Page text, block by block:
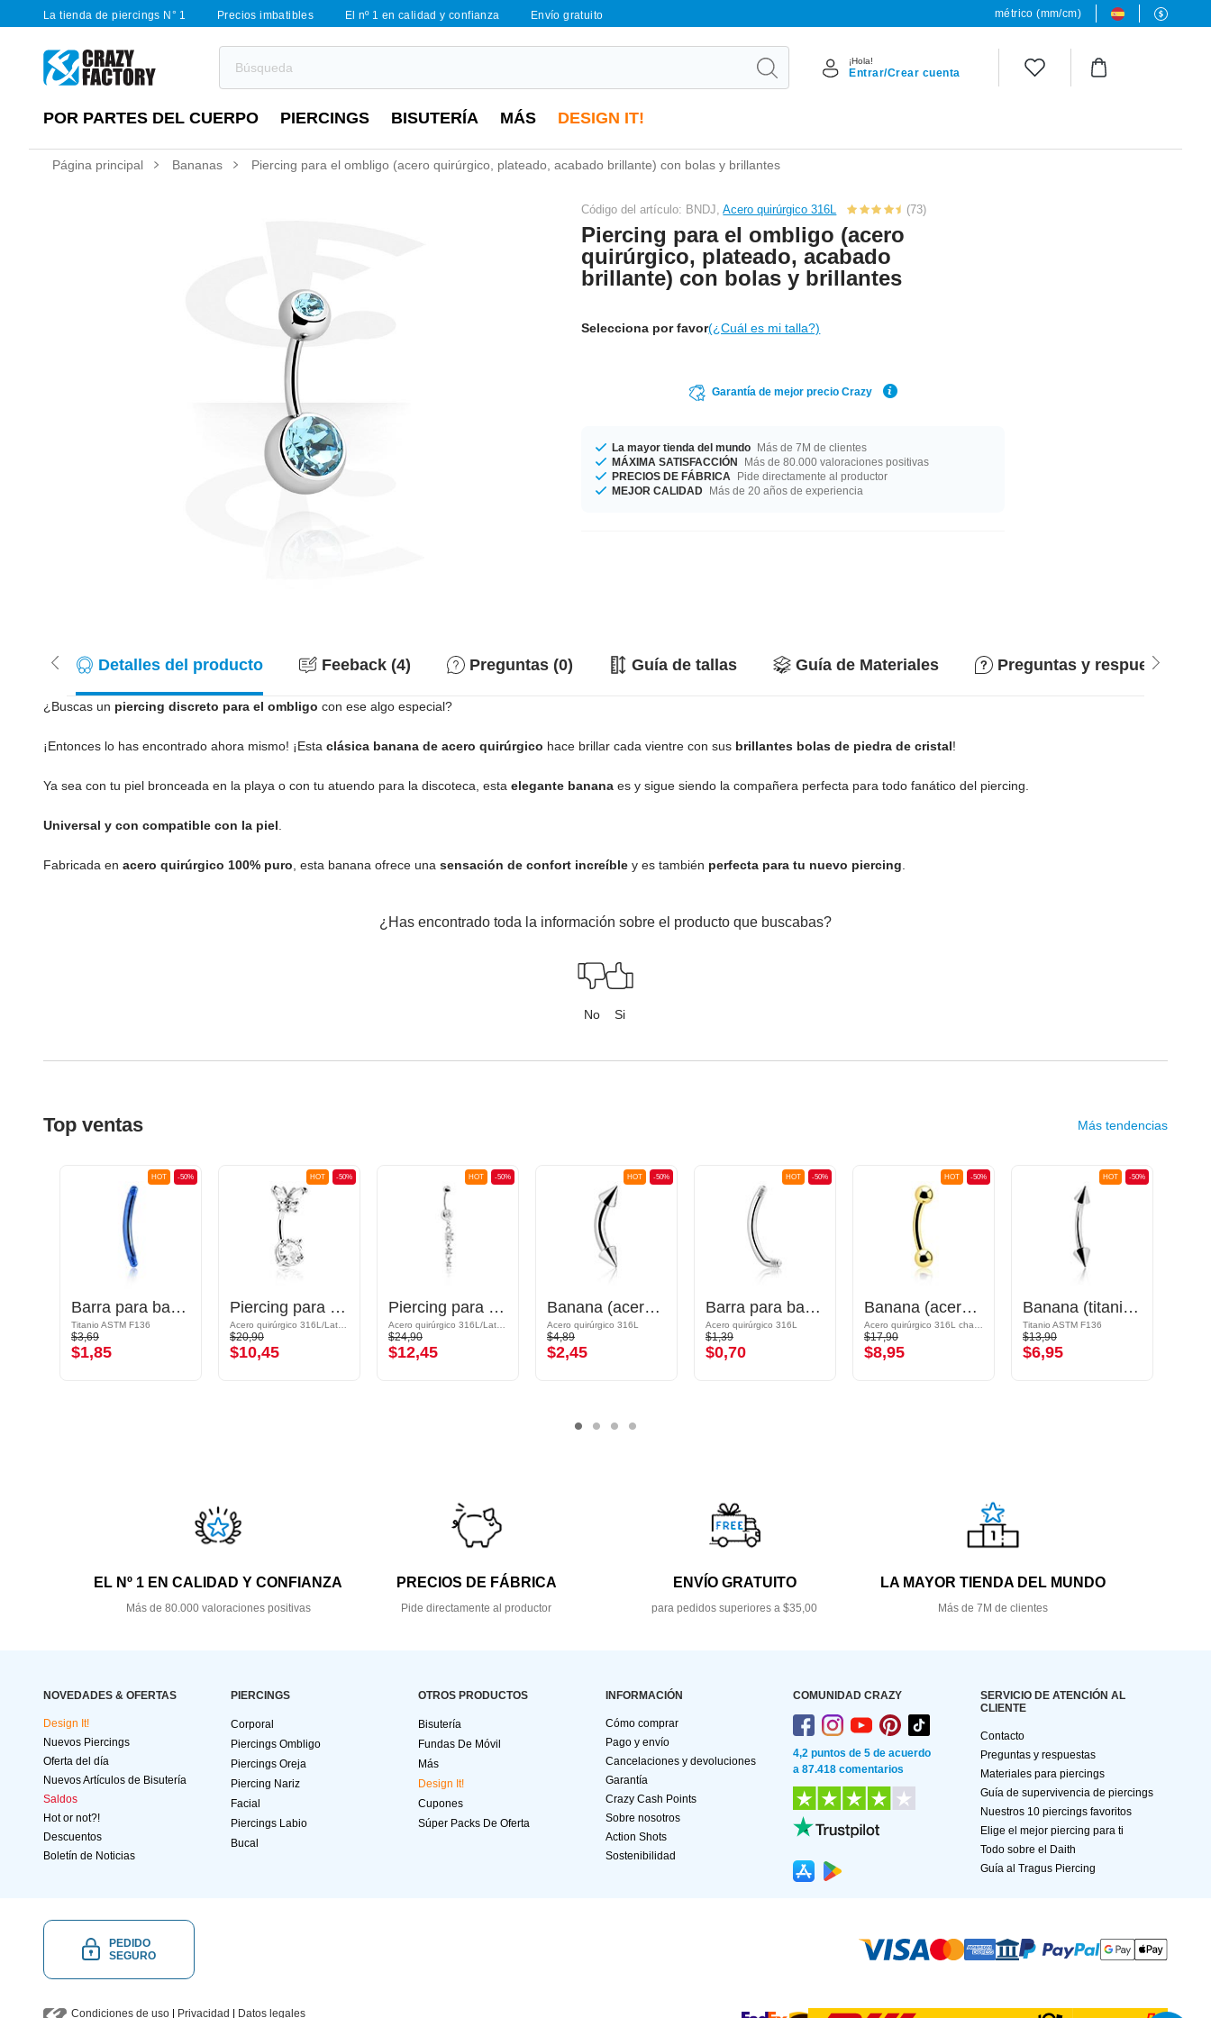
La tienda de piercings N° 1 Precios imbatibles El nº 1 en calidad y confianza Envío gratuito métrico (mm/cm)
¡Hola!
Entrar/Crear cuenta
POR PARTES DEL CUERPO PIERCINGS BISUTERÍA MÁS DESIGN IT!
Página principal Bananas Piercing para el ombligo (acero quirúrgico, plateado, acabado brillante) con bolas y brillantes
Código del artículo: BNDJ,Acero quirúrgico 316L (73)
Piercing para el ombligo (acero
quirúrgico, plateado, acabado
brillante) con bolas y brillantes
Selecciona por favor(¿Cuál es mi talla?)
Garantía de mejor precio Crazy
La mayor tienda del mundo Más de 7M de clientes
MÁXIMA SATISFACCIÓN
Más de 80.000 valoraciones positivas
PRECIOS DE FÁBRICA
Pide directamente al productor
MEJOR CALIDAD Más de 20 años de experiencia
Detalles del producto Feeback (4) Preguntas (0) Guía de tallas Guía de Materiales Preguntas y respuestas
¿Buscas un piercing discreto para el ombligo con ese algo especial?
¡Entonces lo has encontrado ahora mismo! ¡Esta clásica banana de acero quirúrgico hace brillar cada vientre con sus brillantes bolas de piedra de cristal!
Ya sea con tu piel bronceada en la playa o con tu atuendo para la discoteca, esta elegante banana es y sigue siendo la compañera perfecta para todo fanático del piercing.
Universal y con compatible con la piel
Fabricada en acero quirúrgico 100% puro , esta banana ofrece una sensación de confort increíble y es también perfecta para tu nuevo piercing
¿Has encontrado toda la información sobre el producto que buscabas?
No Si
Top ventas Más tendencias
-50%
HOT
Barra para banana
Titanio ASTM F136
$3,69
$1,85
-50%
HOT
Piercing para el ombligo (acero quirúrgico, plateado, acabado brillante) con diseño de mariposa y brillantes
$20,90
$10,45
-50%
HOT
Piercing para el ombligo (acero quirúrgico, plateado, acabado brillante) con colgante y brillantes
$24,90
$12,45
-50%
HOT
Banana (acero quirúrgico, plateado, acabado brillante) con conos
Acero quirúrgico 316L
$4,89
$2,45
-50%
HOT
Barra para banana
Acero quirúrgico 316L
$1,39
$0,70
-50%
HOT
Banana (acero quirúrgico, dorado, acabado brillante)
$17,90
$8,95
-50%
HOT
Banana (titanio, anodizado) con conos
Titanio ASTM F136
$13,90
$6,95
EL Nº 1 EN CALIDAD Y CONFIANZA
Más de 80.000 valoraciones positivas
PRECIOS DE FÁBRICA
Pide directamente al productor
ENVÍO GRATUITO
para pedidos superiores a $35,00
LA MAYOR TIENDA DEL MUNDO
Más de 7M de clientes
NOVEDADES & OFERTAS
Design It!
Nuevos Piercings
Oferta del día
Nuevos Artículos de Bisutería
Saldos
Hot or not?!
Descuentos
Boletín de Noticias
PIERCINGS
Corporal
Piercings Ombligo
Piercings Oreja
Piercing Nariz
Facial
Piercings Labio
Bucal
OTROS PRODUCTOS
Bisutería
Fundas De Móvil
Más
Design It!
Cupones
Súper Packs De Oferta
INFORMACIÓN
Cómo comprar
Pago y envío
Cancelaciones y devoluciones
Garantía
Crazy Cash Points
Sobre nosotros
Action Shots
Sostenibilidad
COMUNIDAD CRAZY
4,2 puntos de 5 de acuerdo
a 87.418 comentarios
SERVICIO DE ATENCIÓN AL
CLIENTE
Contacto
Preguntas y respuestas
Materiales para piercings
Guía de supervivencia de piercings
Nuestros 10 piercings favoritos
Elige el mejor piercing para ti
Todo sobre el Daith
Guía al Tragus Piercing
PEDIDO
SEGURO
Condiciones de uso Privacidad Datos legales